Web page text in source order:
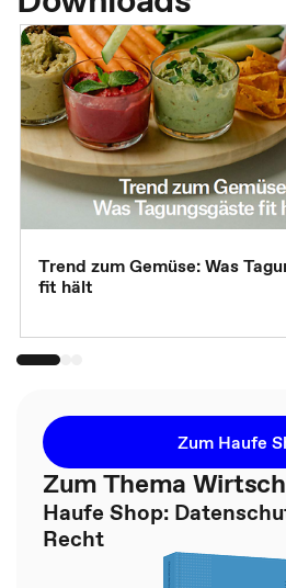
Trend zum Gemüse: Was
fit hält
Zum Haufe
Zum Thema
Haufe Shop:
Recht